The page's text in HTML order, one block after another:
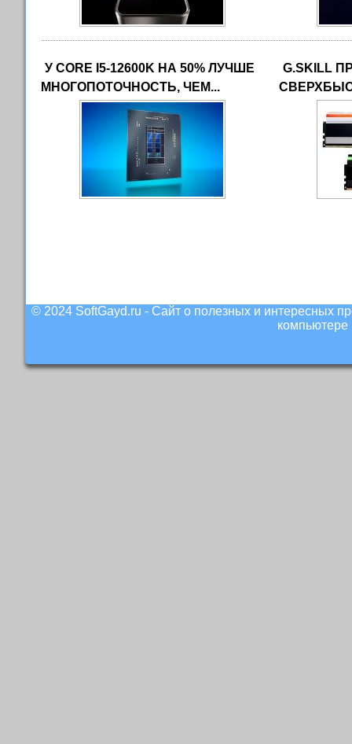
У CORE I5-12600K НА 50% ЛУЧШЕ
МНОГОПОТОЧНОСТЬ, ЧЕМ...
G.SKILL
© 2024 SoftGayd.ru - Сайт о полезных и интересных
компьютере